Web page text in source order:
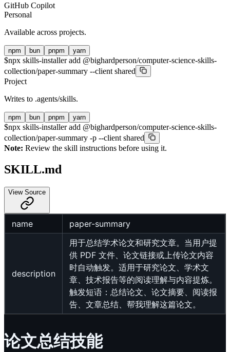
GitHub Copilot
Personal
Available across projects.
npm bun pnpm yarn
$npx skills-installer add @bighardperson/computer-science-skills-
collection/paper-summary --client shared
Project
Writes to .agents/skills.
npm bun pnpm yarn
$npx skills-installer add @bighardperson/computer-science-skills-
collection/paper-summary -p --client shared
Note: Review the skill instructions before using it.
SKILL.md
View Source
name paper-summary
description
用于总结学术论文和研究文章。当用户提
供 PDF 文件、论文链接或上传论文内容
时自动触发。适用于研究论文、学术文
章、技术报告等的阅读理解与内容提炼。
触发短语：总结论文、论文摘要、阅读报
告、文章总结、帮我理解这篇论文。
论文总结技能